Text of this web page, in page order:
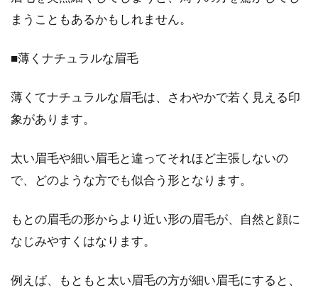
眉毛は顔の印象を決める重要なパーツですが、
ないでしょうか。...
紫外線はしわやたるみなど肌トラブルを招く最
持っている男...
眉毛の角度でイメチェン！自眉を変
まうこともあるかもしれません。
■薄くナチュラルな眉毛
薄くてナチュラルな眉毛は、さわやかで若く見える印
象があります。
太い眉毛や細い眉毛と違ってそれほど主張しないの
で、どのような方でも似合う形となります。
もとの眉毛の形からより近い形の眉毛が、自然と顔に
なじみやすくはなります。
例えば、もともと太い眉毛の方が細い眉毛にすると、